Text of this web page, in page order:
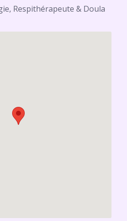
Respithérapeute & Doula